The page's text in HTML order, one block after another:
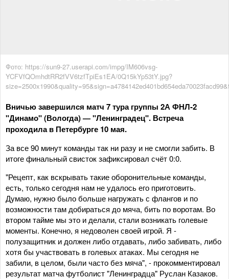
Фото: https://sun9-27.userapi.com/impg/IM606vsg-
YCFVfQOmhdtRR2fVV6tzfTpiEs1EA/0Q15kYp53tY.jpg?
Вничью завершился матч 7 тура группы 2А ФНЛ-2
"Динамо" (Вологда) — "Ленинградец". Встреча
проходила в Петербурге 10 мая.
За все 90 минут команды так ни разу и не смогли забить. В
итоге финальный свисток зафиксировал счёт 0:0.
"Рецепт, как вскрывать такие оборонительные команды,
есть, только сегодня нам не удалось его приготовить.
Думаю, нужно было больше нагружать с флангов и по
возможности там добираться до мяча, бить по воротам. Во
втором тайме мы это и делали, стали возникать голевые
моменты. Конечно, я недоволен своей игрой. Я -
полузащитник и должен либо отдавать, либо забивать, либо
хотя бы участвовать в голевых атаках. Мы сегодня не
забили, в целом, были часто без мяча", - прокомментировал
результат матча футболист "Ленинградца" Руслан Казаков.